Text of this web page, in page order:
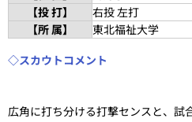
【投 打】
右投 左打
【所 属】
東北福祉大学
◇スカウトコメント
広角に打ち分ける打撃センスと、試